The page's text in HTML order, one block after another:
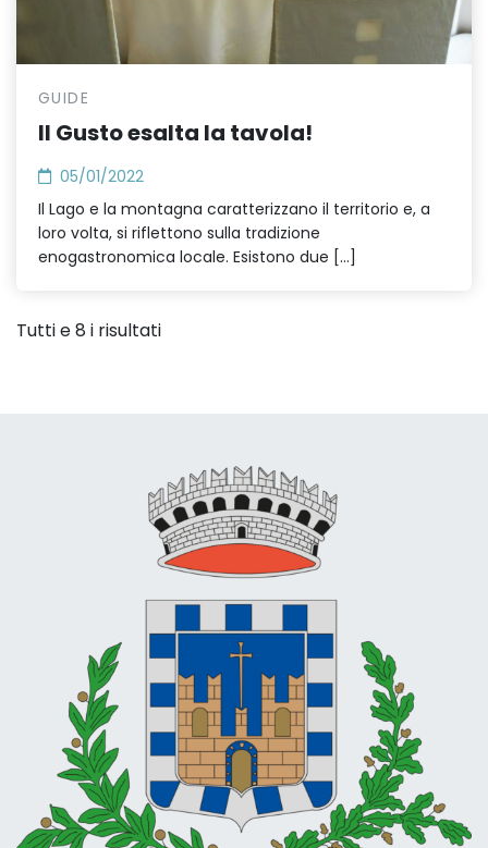
GUIDE
Il Gusto esalta la tavola!
05/01/2022
Il Lago e la montagna caratterizzano il territorio e, a
loro volta, si riflettono sulla tradizione
enogastronomica locale. Esistono due […]
Tutti e 8 i risultati